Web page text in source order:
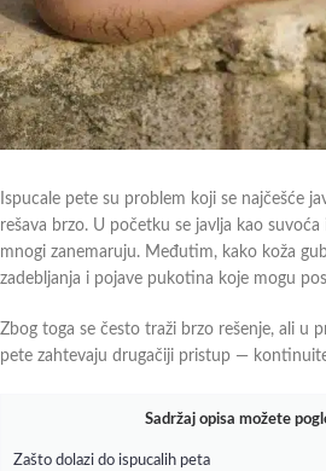
Ispucale pete su problem koji se najčešće
rešava brzo. U početku se javlja kao
mnogi zanemaruju. Međutim, kako koža
zadebljanja i pojave pukotina koje mogu
Zbog toga se često traži brzo rešenje, ali u
pete zahtevaju drugačiji pristup —
Sadržaj opisa možete
Zašto dolazi do ispucalih peta